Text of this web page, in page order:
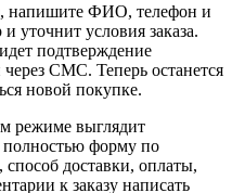
напишите ФИО, телефон и
уточнит условия заказа.
подтверждение
СМС. Теперь останется
новой покупке.
режиме выглядит
полностью форму по
способ доставки, оплаты,
к заказу написать